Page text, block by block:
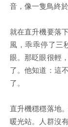
音，像一隻鳥終
就在直升機要落
風，乖乖停了三
眼。那眨眼很輕
了。他知道：這
了。
直升機穩穩落地
暖光站。人群沒